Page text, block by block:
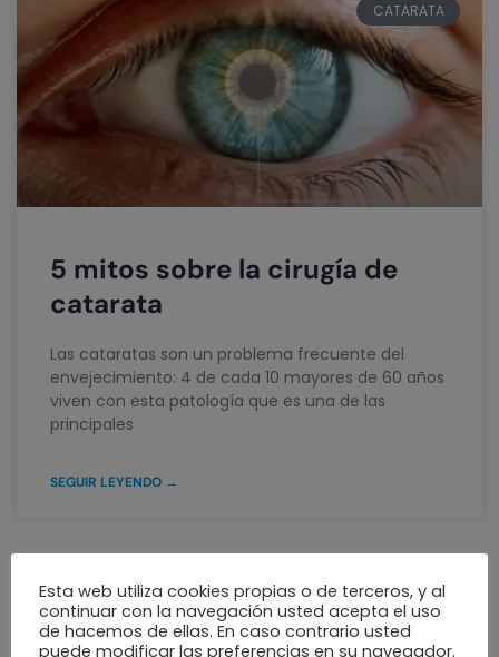
CATARATA
5 mitos sobre la cirugía de
catarata
Las cataratas son un problema frecuente del
envejecimiento: 4 de cada 10 mayores de 60 años
viven con esta patología que es una de las
principales
SEGUIR LEYENDO →
¡Dile adiós a las Cataratas!
«Entrevista con el Dr. Luis Escaf sobre las
Esta web utiliza cookies propias o de terceros, y al
continuar con la navegación usted acepta el uso
de hacemos de ellas. En caso contrario usted
puede modificar las preferencias en su navegador.